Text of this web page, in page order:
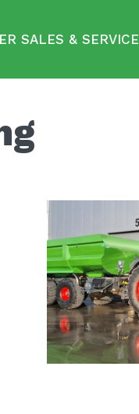
SALES & SERVICE